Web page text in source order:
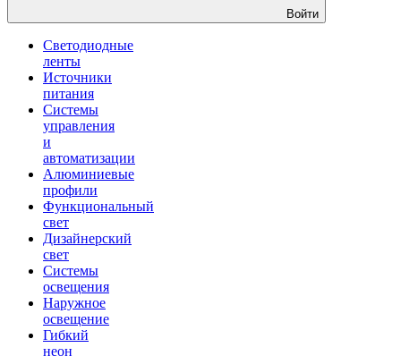
Войти
Светодиодные
ленты
Источники
питания
Системы
управления
и
автоматизации
Алюминиевые
профили
Функциональный
свет
Дизайнерский
свет
Системы
освещения
Наружное
освещение
Гибкий
неон